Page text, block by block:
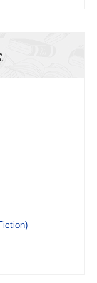
и
Глагол,